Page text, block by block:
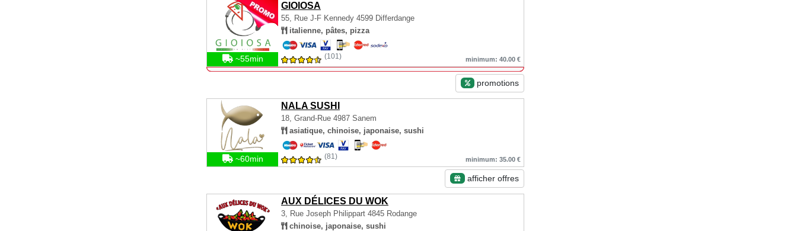
GIOIOSA
55, Rue J-F Kennedy 4599 Differdange
italienne, pâtes, pizza
~55min (101) minimum: 40.00 €
promotions
NALA SUSHI
18, Grand-Rue 4987 Sanem
asiatique, chinoise, japonaise, sushi
~60min (81) minimum: 35.00 €
afficher offres
AUX DÉLICES DU WOK
3, Rue Joseph Philippart 4845 Rodange
chinoise, japonaise, sushi